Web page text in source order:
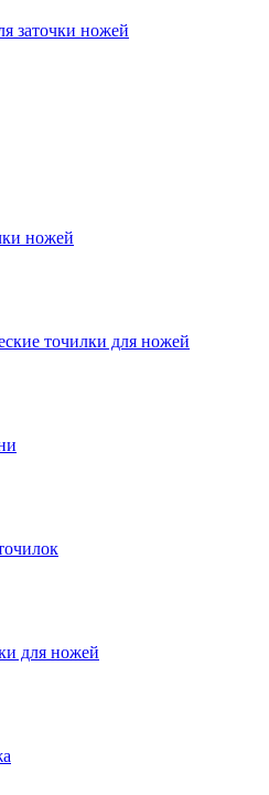
заточки ножей
ножей
точилки для ножей
для ножей